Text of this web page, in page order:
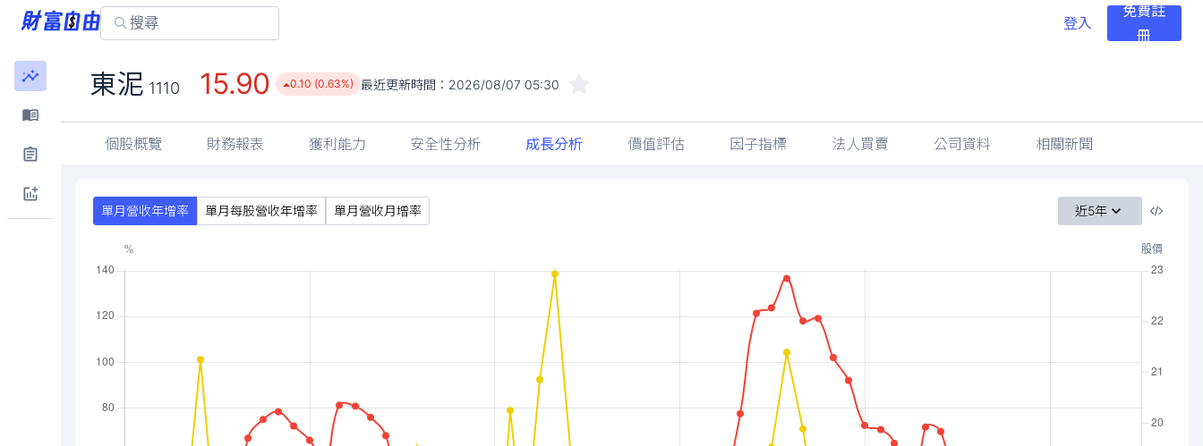
登入
免費註
冊
東泥 1110 15.90 0.10 (0.63%) 最近更新時間： 2026/08/07 05:30
個股概覽 財務報表 獲利能力 安全性分析 成長分析 價值評估 因子指標 法人買賣 公司資料 相關新聞
單月營收年增率 單月每股營收年增率 單月營收月增率 近5年